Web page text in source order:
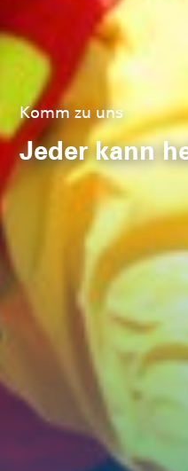
Komm zu uns
Jeder kann